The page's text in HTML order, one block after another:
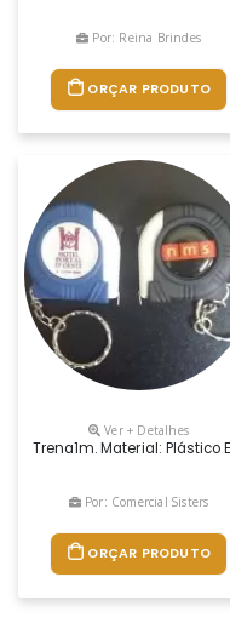
Por: Reina Brindes
ORÇAR PRODUTO
Ver + Detalhes
Trena1m. Material:
Por: Comercial Sisters
ORÇAR PRODUTO